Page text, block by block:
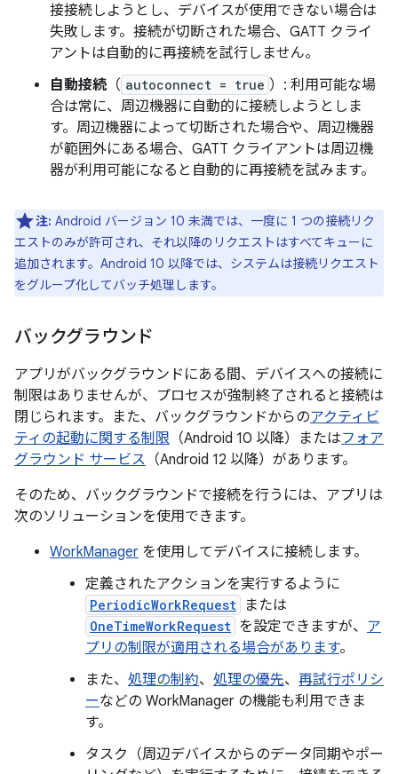
接接続しようとし、デバイスが使用できない場合は
失敗します。接続が切断された場合、GATT クライ
アントは自動的に再接続を試行しません。
自動接続（ autoconnect = true ）: 利用可能な場
合は常に、周辺機器に自動的に接続しようとしま
す。周辺機器によって切断された場合や、周辺機器
が範囲外にある場合、GATT クライアントは周辺機
器が利用可能になると自動的に再接続を試みます。
注: Android バージョン 10 未満では、一度に 1 つの接続リク
エストのみが許可され、それ以降のリクエストはすべてキューに
追加されます。Android 10 以降では、システムは接続リクエスト
をグループ化してバッチ処理します。
バックグラウンド
アプリがバックグラウンドにある間、デバイスへの接続に
制限はありませんが、プロセスが強制終了されると接続は
閉じられます。また、バックグラウンドからのアクティビ
ティの起動に関する制限 （Android 10 以降）またはフォア
グラウンド サービス （Android 12 以降）があります。
そのため、バックグラウンドで接続を行うには、アプリは
次のソリューションを使用できます。
WorkManager を使用してデバイスに接続します。
定義されたアクションを実行するように
PeriodicWorkRequest または
OneTimeWorkRequest を設定できますが、 ア
プリの制限が適用される場合があります。
また、 処理の制約、 処理の優先、 再試行ポリシ
ーなどの WorkManager の機能も利用できま
す。
タスク（周辺デバイスからのデータ同期やポー